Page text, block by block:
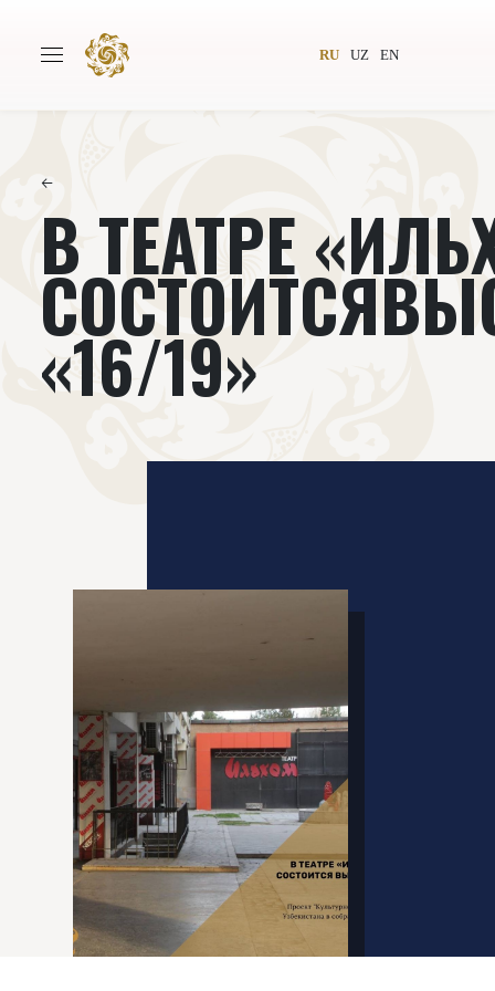
RU UZ EN
Авторы Всемирное общество
Издательство
Проекты
Книги
←
В ТЕАТРЕ
«16/19»